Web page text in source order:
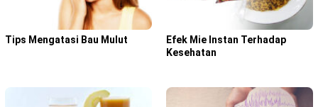
Tips Mengatasi Bau Mulut
Efek Mie Instan Terhadap
Kesehatan